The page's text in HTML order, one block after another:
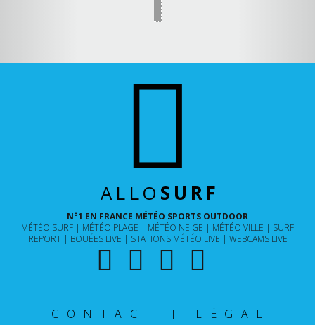
ALLO SURF
N°1 EN FRANCE MÉTÉO SPORTS OUTDOOR
MÉTÉO SURF
MÉTÉO PLAGE MÉTÉO NEIGE MÉTÉO VILLE
SURF
REPORT
BOUÉES LIVE STATIONS MÉTÉO LIVE WEBCAMS LIVE
CONTACT | LÉGAL